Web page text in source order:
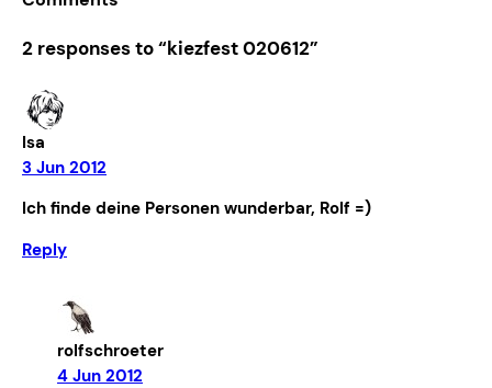
2 responses to “kiezfest 020612”
Isa
3 Jun 2012
Ich finde deine Personen wunderbar, Rolf =)
Reply
rolfschroeter
4 Jun 2012